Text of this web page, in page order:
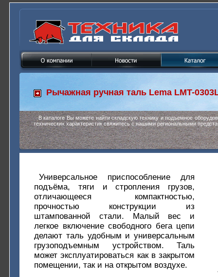
Рычажная ручная таль Lema LMT-
В каталоге Вы можете найти складскую технику и подъемное
технических характеристик свяжитесь с нашими региональными
Универсальное приспособление для
подъёма, тяги и стропления грузов,
отличающееся компактностью,
прочностью конструкции из
штампованной стали. Малый вес и
легкое включение свободного бега цепи
делают таль удобным и универсальным
грузоподъемным устройством. Таль
может эксплуатироваться как в закрытом
помещении, так и на открытом воздухе.